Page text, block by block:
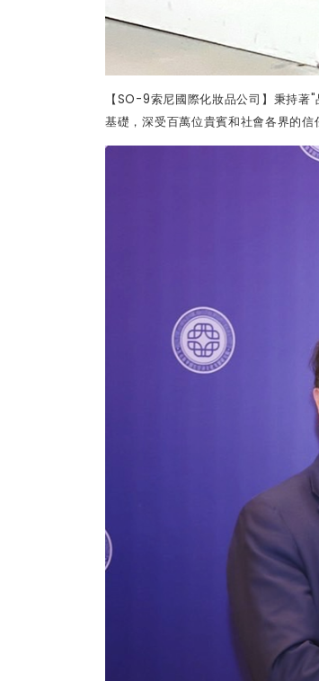
【SO-9索尼國際化妝品公司】秉持著"
基礎，深受百萬位貴賓和社會各界的信